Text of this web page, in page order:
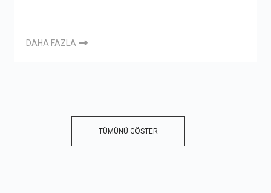
DAHA FAZLA
TÜMÜNÜ GÖSTER